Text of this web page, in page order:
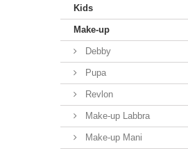
Kids
Make-up
Debby
Pupa
Revlon
Make-up Labbra
Make-up Mani